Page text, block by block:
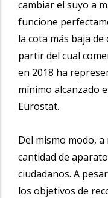
cambiar el suyo a
funcione
la cota más baja
partir del cual
en 2018 ha
mínimo alcanzado
Eurostat.
Del mismo modo,
cantidad de
ciudadanos. A
los objetivos de